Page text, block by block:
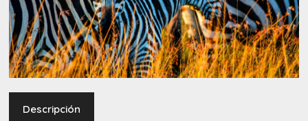
Descripción